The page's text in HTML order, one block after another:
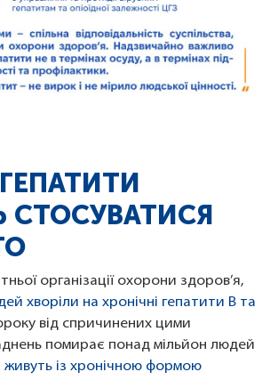
ГЕПАТИТИ
організації охорони здоров’я,
хворіли на хронічні гепатити B та
від спричинених цими
помирає понад мільйон людей
живуть із хронічною формою